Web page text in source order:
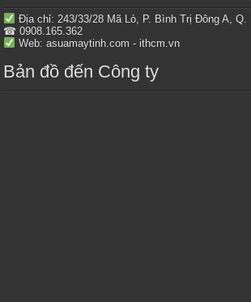
Địa chỉ: 243/33/28 Mã Lò, P. Bình Trị Đông A, Q.
☎ 0908.165.362
Web: asuamaytinh.com - ithcm.vn
Bản đồ đến Công ty